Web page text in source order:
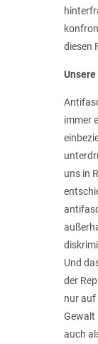
diesen
immer
uns in
Und
der
nur auf
Gewalt
auch